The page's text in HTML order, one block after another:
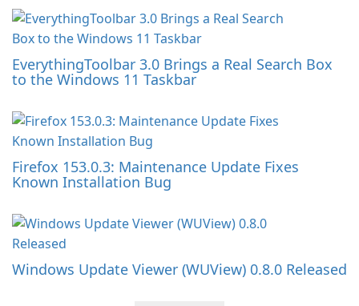
EverythingToolbar 3.0 Brings a Real Search Box
to the Windows 11 Taskbar
Firefox 153.0.3: Maintenance Update Fixes
Known Installation Bug
Windows Update Viewer (WUView) 0.8.0 Released